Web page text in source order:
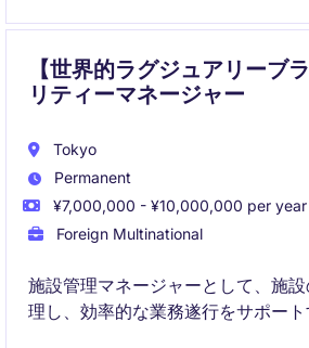
【世界的ラグジュアリーブ
リティーマネージャー
Tokyo
Permanent
¥7,000,000 - ¥10,000,000 per year
Foreign Multinational
施設管理マネージャーとして、施
理し、効率的な業務遂行をサポー